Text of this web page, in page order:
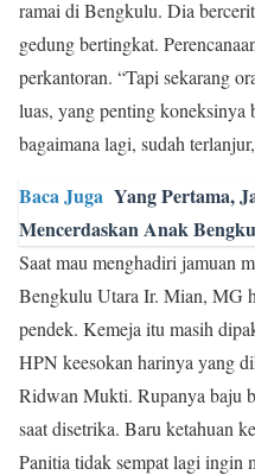
ramai di Bengkulu. Dia
gedung bertingkat.
perkantoran. “Tapi sekarang
luas, yang penting koneksinya
bagaimana lagi, sudah
Baca Juga Yang Pertama,
Mencerdaskan Anak
Saat mau menghadiri jamuan
Bengkulu Utara Ir. Mian, MG
pendek. Kemeja itu masih
HPN keesokan harinya yang
Ridwan Mukti. Rupanya baju
saat disetrika. Baru ketahuan
Panitia tidak sempat lagi ingin